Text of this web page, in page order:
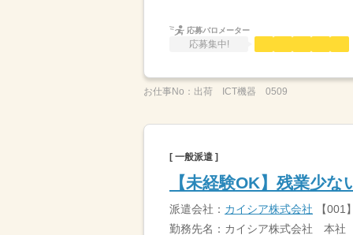
応募バロメーター
応募集中!
お仕事No： 出荷 ICT機器 0509
[ 一般派遣 ]
【未経験OK】残業少
派遣会社： カイシア株式会社 【001
勤務先名：カイシア株式会社 本社